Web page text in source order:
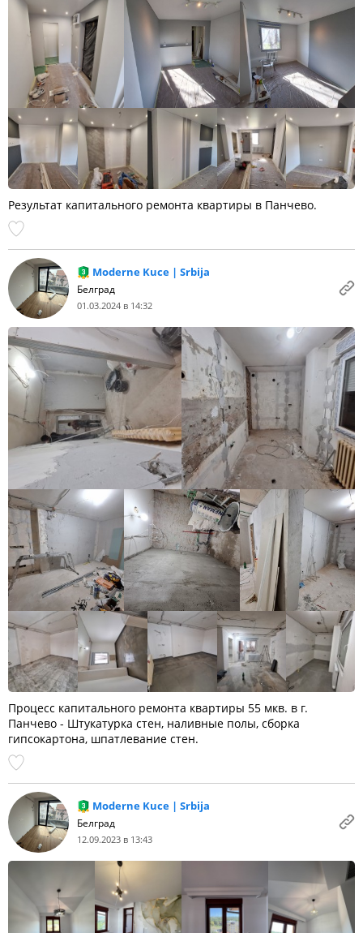
Результат капитального ремонта квартиры в Панчево.
Moderne Kuce | Srbija
Белград
01.03.2024 в 14:32
Процесс капитального ремонта квартиры 55 мкв. в г.
Панчево - Штукатурка стен, наливные полы, сборка
гипсокартона, шпатлевание стен.
Moderne Kuce | Srbija
Белград
12.09.2023 в 13:43